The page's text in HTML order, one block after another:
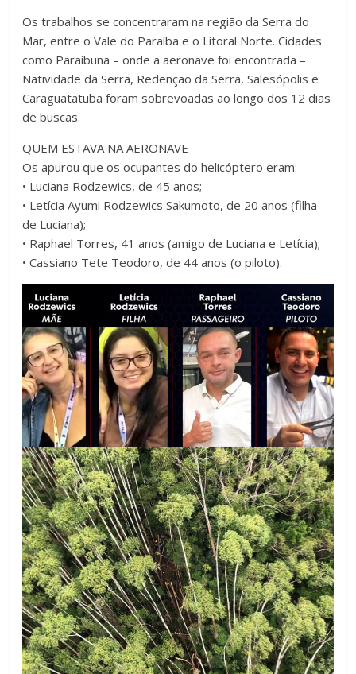
Os trabalhos se concentraram na região da Serra do
Mar, entre o Vale do Paraíba e o Litoral Norte. Cidades
como Paraibuna – onde a aeronave foi encontrada –
Natividade da Serra, Redenção da Serra, Salesópolis e
Caraguatatuba foram sobrevoadas ao longo dos 12 dias
de buscas.
QUEM ESTAVA NA AERONAVE
Os apurou que os ocupantes do helicóptero eram:
• Luciana Rodzewics, de 45 anos;
• Letícia Ayumi Rodzewics Sakumoto, de 20 anos (filha
de Luciana);
• Raphael Torres, 41 anos (amigo de Luciana e Letícia);
• Cassiano Tete Teodoro, de 44 anos (o piloto).